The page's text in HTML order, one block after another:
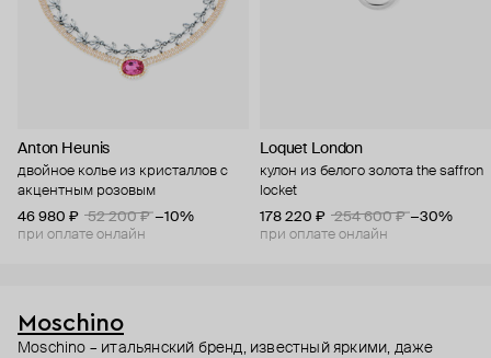
Anton Heunis
двойное колье из кристаллов с
акцентным розовым
46 980 ₽
52 200 ₽ −10%
при оплате онлайн
Loquet London
кулон из белого золота the saffron
locket
178 220 ₽
254 600 ₽ −30%
при оплате онлайн
Moschino
Moschino – итальянский бренд, известный яркими, даже